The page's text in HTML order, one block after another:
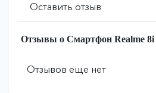
Оставить отзыв
Отзывы о Смартфон Realme
Отзывов еще нет